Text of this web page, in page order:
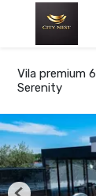
Vila premium
Serenity